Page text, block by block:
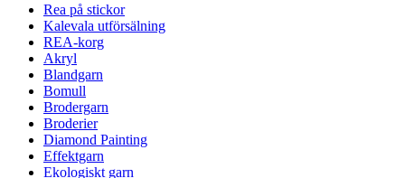
Rea på stickor
Kalevala utförsälning
REA-korg
Akryl
Blandgarn
Bomull
Brodergarn
Broderier
Diamond Painting
Effektgarn
Ekologiskt garn